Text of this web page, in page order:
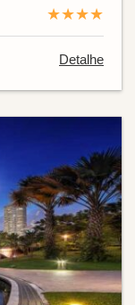
★★★★
Detalhe